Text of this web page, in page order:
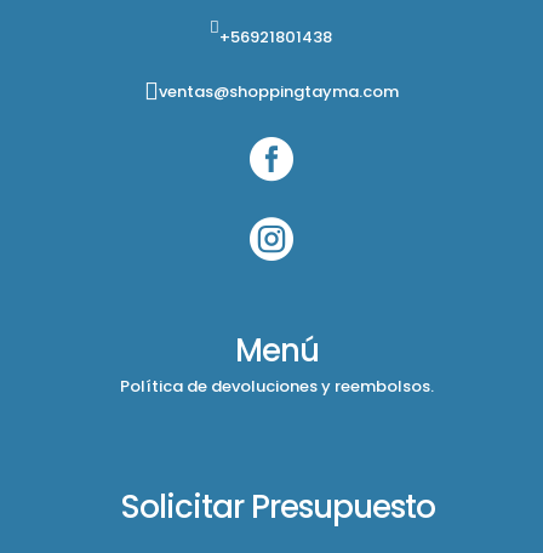
+56921801438
ventas@shoppingtayma.com


Menú
Política de devoluciones y reembolsos.
Solicitar Presupuesto